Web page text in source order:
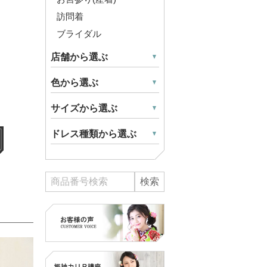
訪問着
ブライダル
店舗から選ぶ
色から選ぶ
サイズから選ぶ
ドレス種類から選ぶ